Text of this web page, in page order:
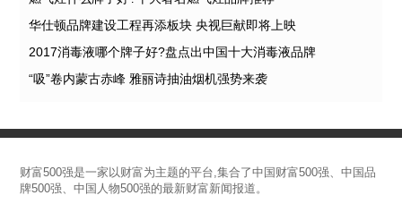
华仕顿品牌建设工程再添板块 央视巨献即将上映
2017消毒液哪个牌子好?盘点出中国十大消毒液品牌
“吸”卷内蒙古赤峰 雅丽诗抽油烟机强势来袭
财富500强是一家以财富为主题的平台,集合了中国财富500强、中国品
牌500强、中国人物500强的最新财富新闻报道。